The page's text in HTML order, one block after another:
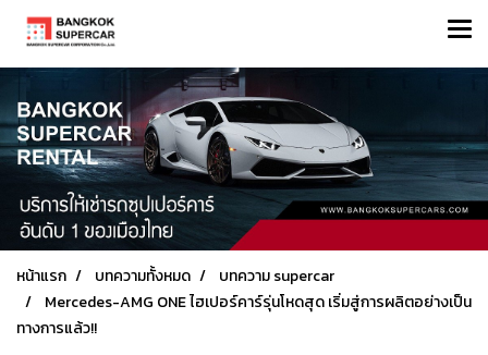
หน้าแรก บทความทั้งหมด
บทความ supercar
Mercedes-AMG ONE ไฮเปอร์คาร์รุ่นโหดสุด เริ่มสู่การผลิตอย่างเป็น
ทางการแล้ว!!